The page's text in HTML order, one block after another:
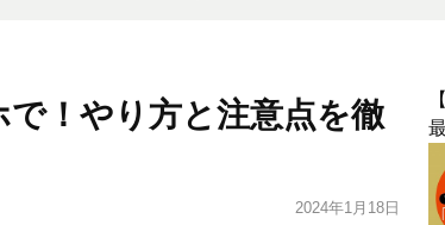
で！やり方と注意点を徹
2024年1月18日